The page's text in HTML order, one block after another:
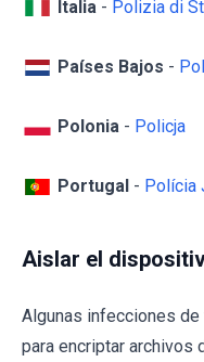
Italia - Polizia di
Países Bajos -
Polonia - Policja
Portugal - Polícia
Aislar el
Algunas infecciones
para encriptar